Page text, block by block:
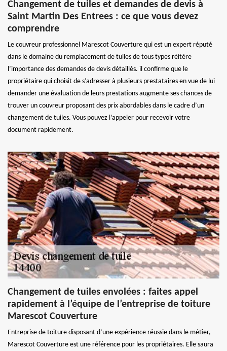
Changement de tuiles et demandes de devis à
Saint Martin Des Entrees : ce que vous devez
comprendre
Le couvreur professionnel Marescot Couverture qui est un expert réputé
dans le domaine du remplacement de tuiles de tous types réitère
l’importance des demandes de devis détaillés. il confirme que le
propriétaire qui choisit de s’adresser à plusieurs prestataires en vue de lui
demander une évaluation de leurs prestations augmente ses chances de
trouver un couvreur proposant des prix abordables dans le cadre d’un
changement de tuiles. Vous pouvez l’appeler pour recevoir votre
document rapidement.
Changement de tuiles envolées : faites appel
rapidement à l’équipe de l’entreprise de toiture
Marescot Couverture
Entreprise de toiture disposant d’une expérience réussie dans le métier,
Marescot Couverture est une référence pour les propriétaires. Elle saura